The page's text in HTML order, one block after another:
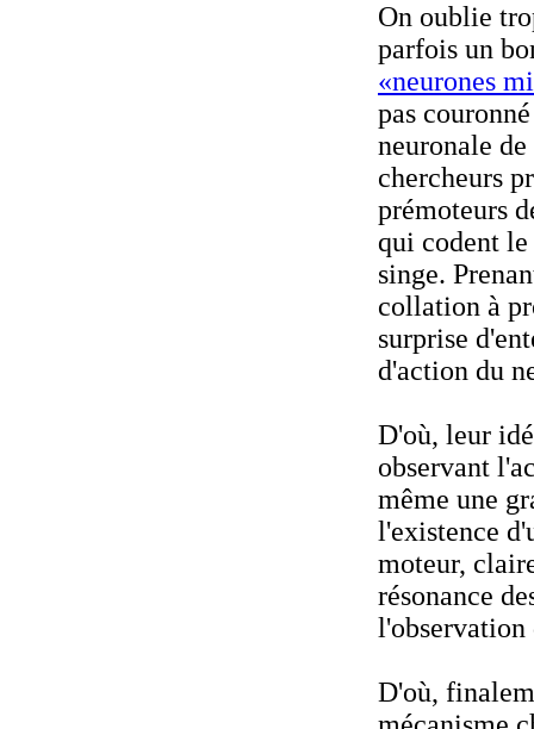
On oublie
parfois un
«neurones
pas
neuronale
chercheurs
prémoteurs
qui codent le
singe.
collation à
surprise
d'action du
D'où, leur
observant
même une
l'existence
moteur,
résonance
l'observation
D'où,